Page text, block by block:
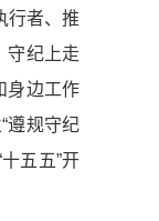
行者、推
守纪上走
身边工作
遵规守纪
五五”开